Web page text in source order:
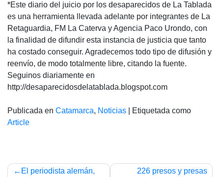
*Este diario del juicio por los desaparecidos de La Tablada
es una herramienta llevada adelante por integrantes de La
Retaguardia, FM La Caterva y Agencia Paco Urondo, con
la finalidad de difundir esta instancia de justicia que tanto
ha costado conseguir. Agradecemos todo tipo de difusión y
reenvío, de modo totalmente libre, citando la fuente.
Seguinos diariamente en
http://desaparecidosdelatablada.blogspot.com
Publicada en Catamarca, Noticias
Etiquetada como
Article
Navegación
El periodista alemán,
226 presos y presas